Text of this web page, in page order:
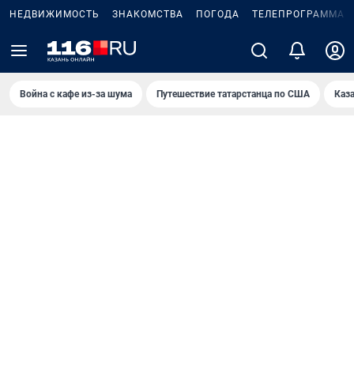
НЕДВИЖИМОСТЬ ЗНАКОМСТВА ПОГОДА ТЕЛЕПРОГРАММА
Война с кафе из-за шума Путешествие татарстанца по США